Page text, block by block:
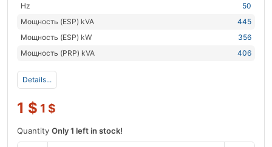
Hz
50
Мощность (ESP) kVA
445
Мощность (ESP) kW
356
Мощность (PRP) kVA
406
Details...
1 $ 1 $
Quantity Only 1 left in stock!